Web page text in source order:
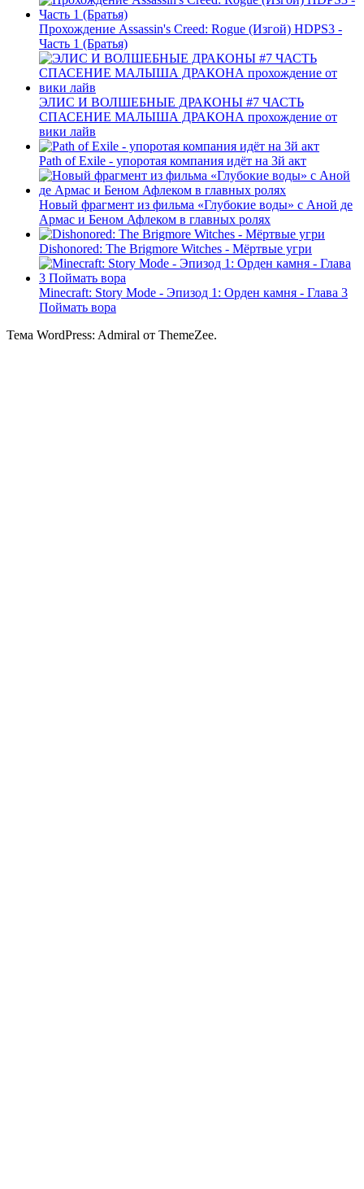
Прохождение Assassin's Creed: Rogue (Изгой) HDPS3 -
Часть 1 (Братья)
ЭЛИС И ВОЛШЕБНЫЕ ДРАКОНЫ #7 ЧАСТЬ
СПАСЕНИЕ МАЛЫША ДРАКОНА прохождение от
вики лайв
Path of Exile - упоротая компания идёт на 3й акт
Новый фрагмент из фильма «Глубокие воды» с Аной де
Армас и Беном Афлеком в главных ролях
Dishonored: The Brigmore Witches - Мёртвые угри
Minecraft: Story Mode - Эпизод 1: Орден камня - Глава 3
Поймать вора
Тема WordPress: Admiral от ThemeZee.